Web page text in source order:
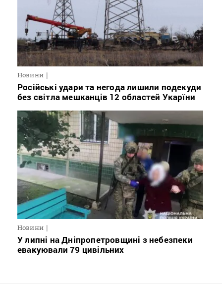
Новини
Російські удари та негода лишили подекуди
без світла мешканців 12 областей Укарїни
Новини
У липні на Дніпропетровщині з небезпеки
евакуювали 79 цивільних